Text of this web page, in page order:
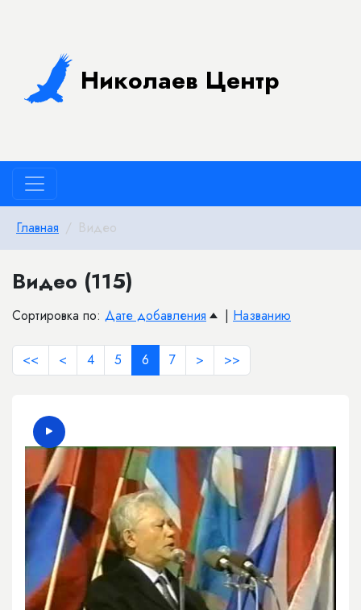
Николаев Центр
Главная Видео
Видео (115)
Сортировка по: Дате добавления | Названию
<< < 4 5 6 7 > >>